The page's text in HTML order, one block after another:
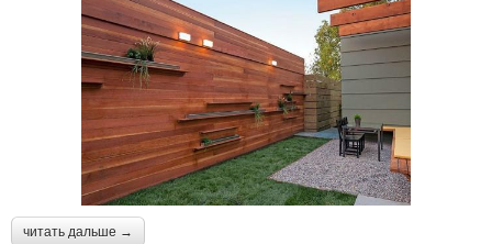
читать дальше →